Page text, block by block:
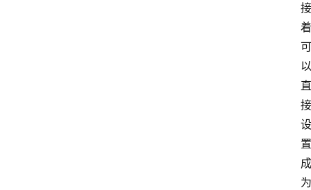
接
着
可
以
直
接
设
置
成
为